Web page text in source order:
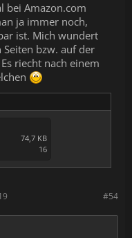
bei Amazon.com
ja immer noch,
ist. Mich wundert
bzw. auf der
riecht nach einem
74,7 KB
16
#54